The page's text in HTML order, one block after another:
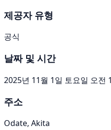
제공자 유형
공식
날짜 및 시간
2025년 11월 1일 토요일 오전
주소
Odate, Akita